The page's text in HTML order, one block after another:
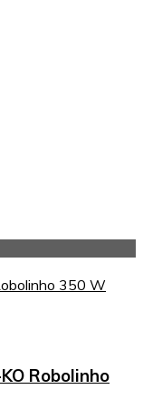
Robolinho